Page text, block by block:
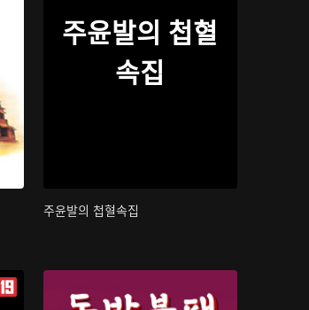
주윤발의 첩혈
속집
주윤발의 첩혈속집